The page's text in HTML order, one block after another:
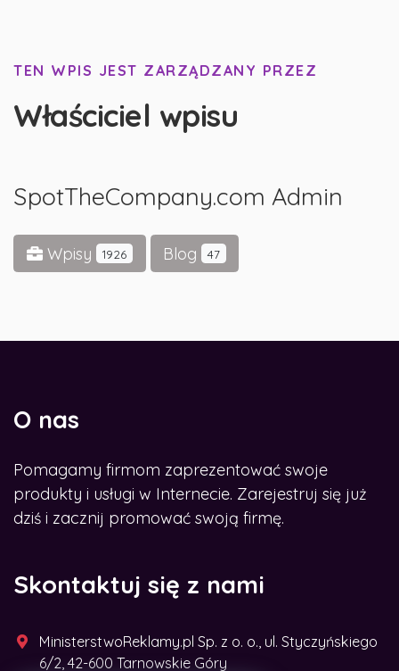
TEN WPIS JEST ZARZĄDZANY PRZEZ
Właściciel wpisu
SpotTheCompany.com Admin
Wpisy 1926 Blog 47
O nas
Pomagamy firmom zaprezentować swoje
produkty i usługi w Internecie. Zarejestruj się już
dziś i zacznij promować swoją firmę.
Skontaktuj się z nami
MinisterstwoReklamy.pl Sp. z o. o., ul. Styczyńskiego
6/2, 42-600 Tarnowskie Góry